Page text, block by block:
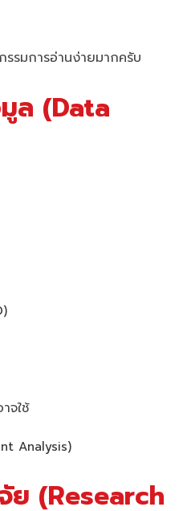
รมการอ่านง่ายมากครับ
มูล (Data
จใช้
Analysis)
ย (Research